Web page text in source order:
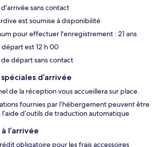
sans contact
est soumise à disponibilité
pour effectuer l'enregistrement : 21 ans
départ est 12 h 00
de départ sans contact
d’arrivée
de la réception vous accueillera sur place.
fournies par l’hébergement peuvent être
d’outils de traduction automatique
l’arrivée
obligatoire pour les frais accessoires